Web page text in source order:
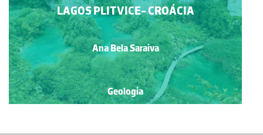
LAGOS PLITVICE- CROÁCIA
Ana Bela Saraiva
Geologia